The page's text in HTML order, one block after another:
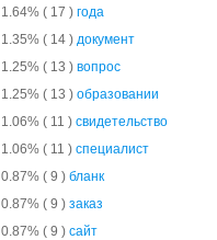
1.64% ( 17 ) года
1.35% ( 14 ) документ
1.25% ( 13 ) вопрос
1.25% ( 13 ) образовании
1.06% ( 11 ) свидетельство
1.06% ( 11 ) специалист
0.87% ( 9 ) бланк
0.87% ( 9 ) заказ
0.87% ( 9 ) сайт